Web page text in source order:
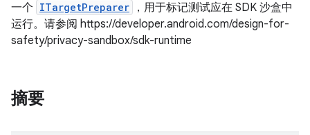
一个 ITargetPreparer
，用于标记测试应在 SDK 沙盒中
运行。请参阅 https://developer.android.com/design-for-
safety/privacy-sandbox/sdk-runtime
摘要